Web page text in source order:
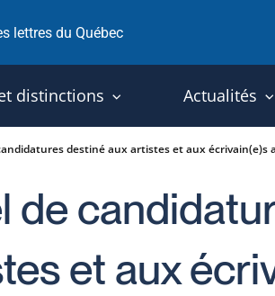
lettres du Québec
distinctions Actualités
destiné aux artistes et aux écrivain(e)s
de
et aux